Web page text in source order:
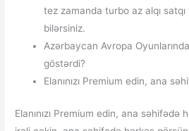
tez zamanda turbo az alqı
bilərsiniz.
Azərbaycan Avropa
göstərdi?
Elanınızı Premium edin, ana
Elanınızı Premium edin, ana səhifədə